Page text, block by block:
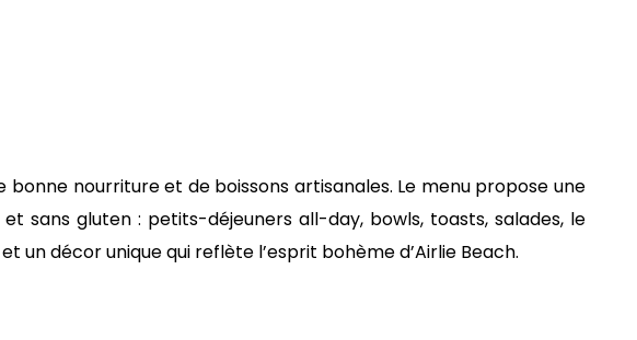
nourriture et de boissons artisanales. Le menu propose une
sans gluten : petits-déjeuners all-day, bowls, toasts, salades, le
décor unique qui reflète l’esprit bohème d’Airlie Beach.